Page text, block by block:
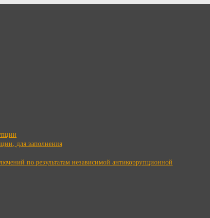
для заполнения
по результатам независимой антикоррупционной